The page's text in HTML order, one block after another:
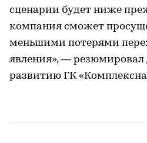
сценарии будет ниже
компания сможет
меньшими потерями
явления», — резюмировал
развитию ГК